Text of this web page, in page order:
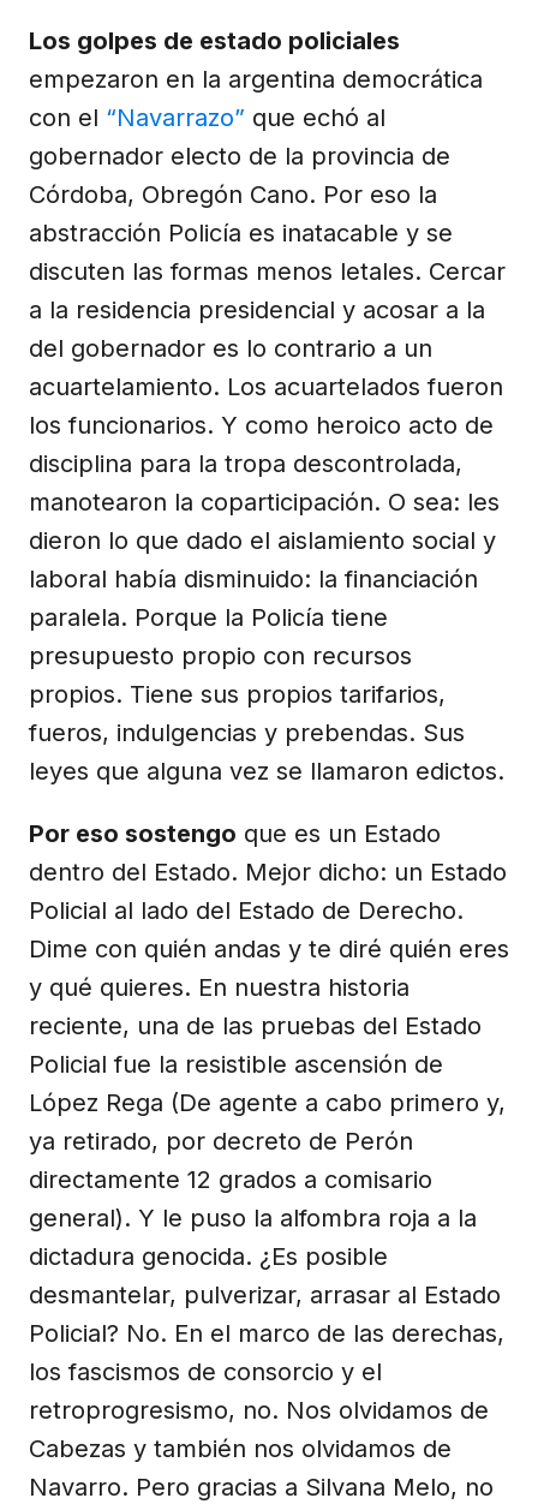
Los golpes de estado policiales
empezaron en la argentina democrática
con el “Navarrazo” que echó al
gobernador electo de la provincia de
Córdoba, Obregón Cano. Por eso la
abstracción Policía es inatacable y se
discuten las formas menos letales. Cercar
a la residencia presidencial y acosar a la
del gobernador es lo contrario a un
acuartelamiento. Los acuartelados fueron
los funcionarios. Y como heroico acto de
disciplina para la tropa descontrolada,
manotearon la coparticipación. O sea: les
dieron lo que dado el aislamiento social y
laboral había disminuido: la financiación
paralela. Porque la Policía tiene
presupuesto propio con recursos
propios. Tiene sus propios tarifarios,
fueros, indulgencias y prebendas. Sus
leyes que alguna vez se llamaron edictos.
Por eso sostengo que es un Estado
dentro del Estado. Mejor dicho: un Estado
Policial al lado del Estado de Derecho.
Dime con quién andas y te diré quién eres
y qué quieres. En nuestra historia
reciente, una de las pruebas del Estado
Policial fue la resistible ascensión de
López Rega (De agente a cabo primero y,
ya retirado, por decreto de Perón
directamente 12 grados a comisario
general). Y le puso la alfombra roja a la
dictadura genocida. ¿Es posible
desmantelar, pulverizar, arrasar al Estado
Policial? No. En el marco de las derechas,
los fascismos de consorcio y el
retroprogresismo, no. Nos olvidamos de
Cabezas y también nos olvidamos de
Navarro. Pero gracias a Silvana Melo, no